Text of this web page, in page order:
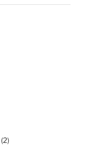
(2)